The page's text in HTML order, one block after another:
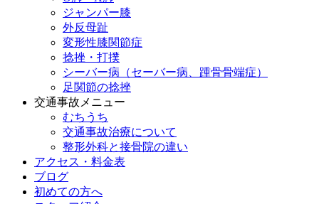
ジャンパー膝
外反母趾
変形性膝関節症
捻挫・打撲
シーバー病（セーバー病、踵骨骨端症）
足関節の捻挫
交通事故メニュー
むちうち
交通事故治療について
整形外科と接骨院の違い
アクセス・料金表
ブログ
初めての方へ